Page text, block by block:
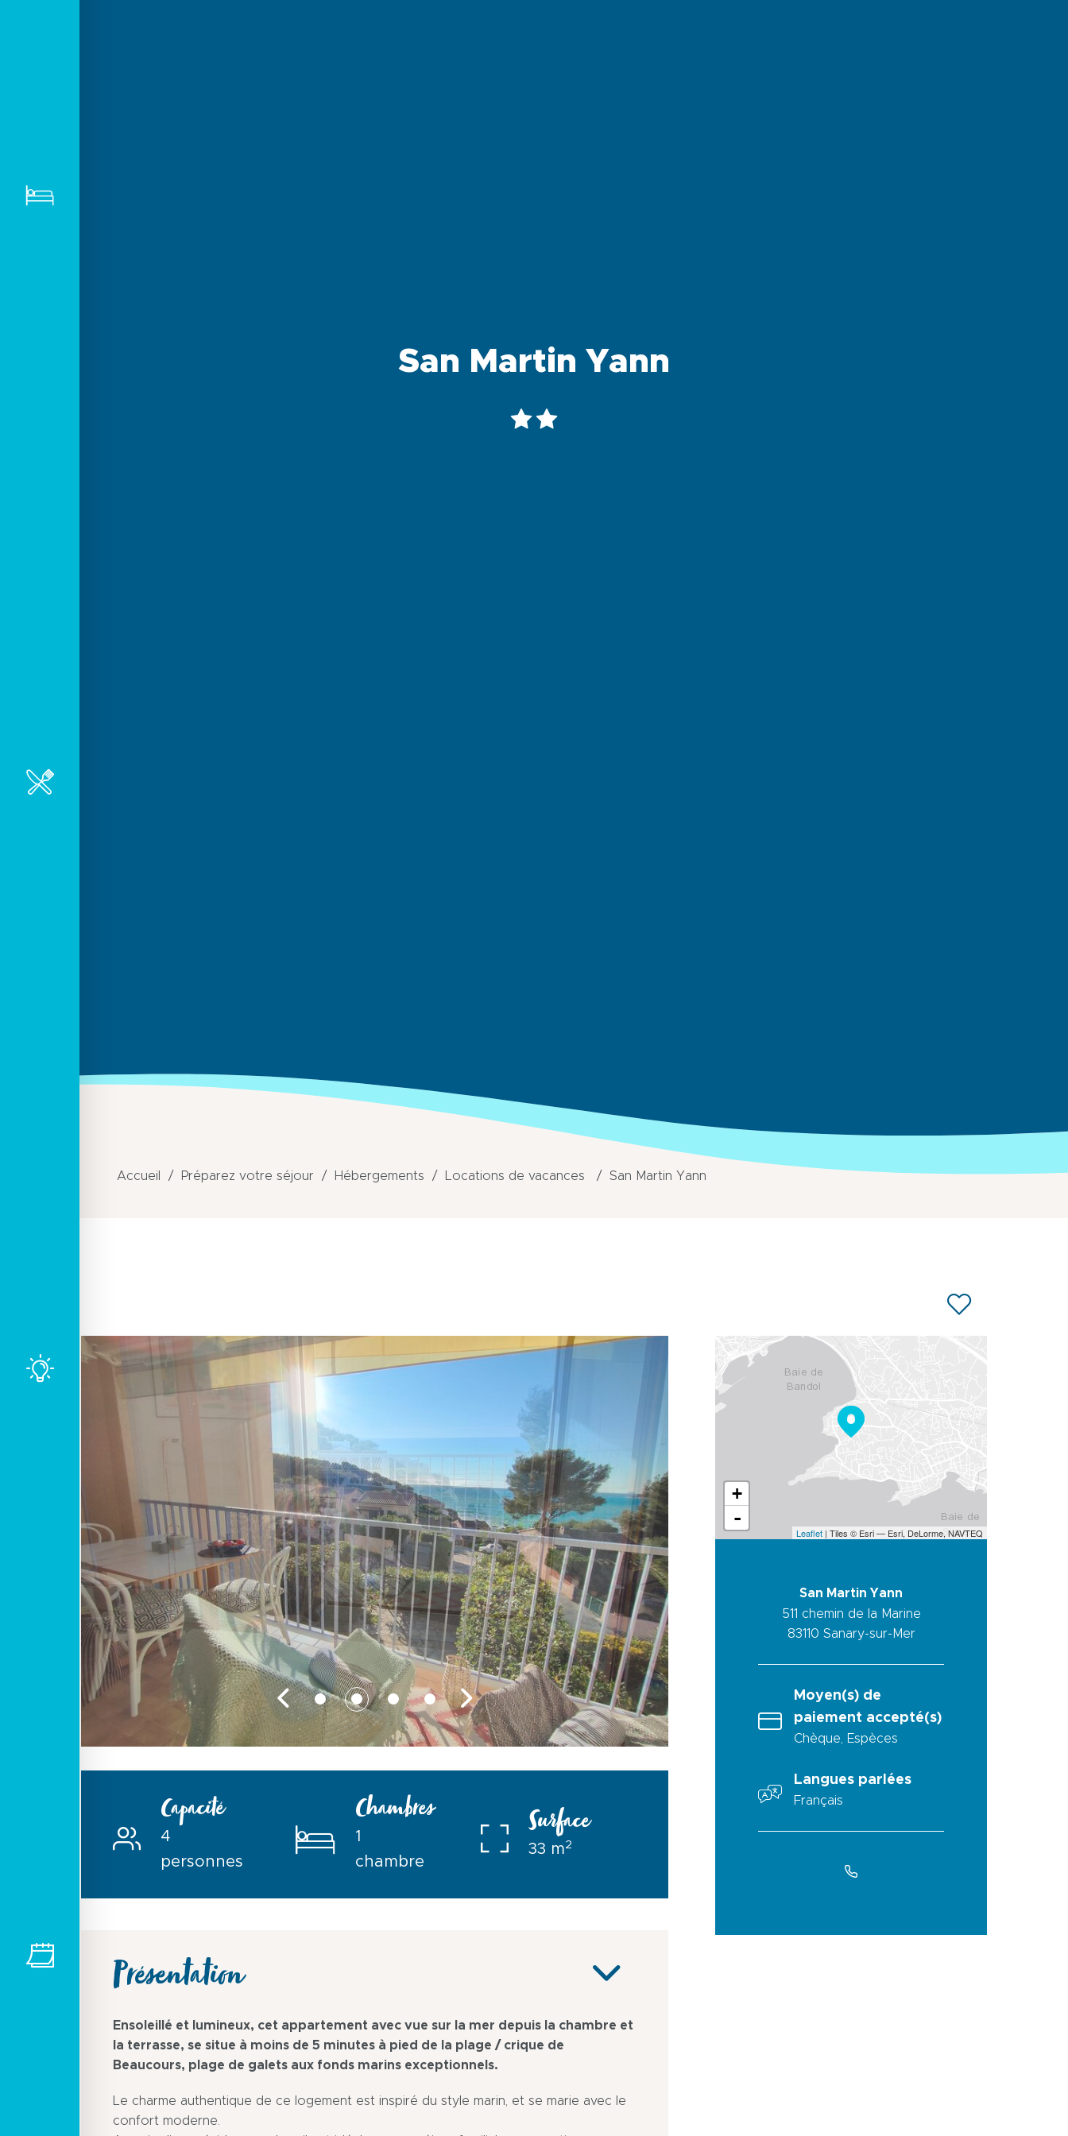
San Martin Yann
Accueil Préparez votre séjour Hébergements Locations de vacances San Martin Yann
Capacité
4
personnes
Chambres
1
chambre
Surface
33 m2
Présentation
Ensoleillé et lumineux, cet appartement avec vue sur la mer depuis la chambre et
la terrasse, se situe à moins de 5 minutes à pied de la plage / crique de
Beaucours, plage de galets aux fonds marins exceptionnels.
Le charme authentique de ce logement est inspiré du style marin, et se marie avec le
confort moderne.
+
-
Leaflet | Tiles © Esri — Esri, DeLorme, NAVTEQ
San Martin Yann
511 chemin de la Marine
83110 Sanary-sur-Mer
Moyen(s) de
paiement accepté(s)
Chèque, Espèces
Langues parlées
Français